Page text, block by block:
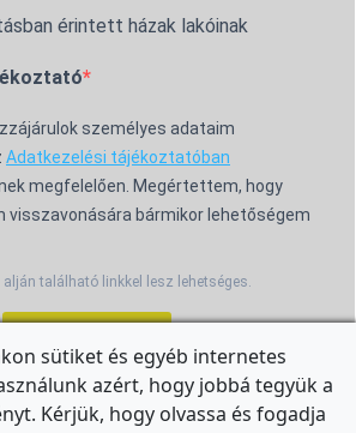
érintett házak lakóinak
személyes adataim
Adatkezelési tájékoztatóban
megfelelően. Megértettem, hogy
visszavonására bármikor lehetőségem
található linkkel lesz lehetséges.
clickHERE.
sütiket és egyéb internetes
azért, hogy jobbá tegyük a
Kérjük, hogy olvassa és fogadja